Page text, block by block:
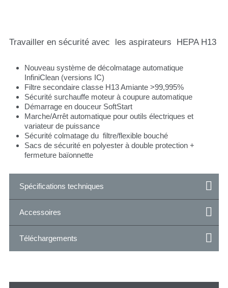
Travailler en sécurité avec les aspirateurs HEPA H13
Nouveau système de décolmatage automatique
InfiniClean (versions IC)
Filtre secondaire classe H13 Amiante >99,995%
Sécurité surchauffe moteur à coupure automatique
Démarrage en douceur SoftStart
Marche/Arrêt automatique pour outils électriques et
variateur de puissance
Sécurité colmatage du filtre/flexible bouché
Sacs de sécurité en polyester à double protection +
fermeture baïonnette
Spécifications techniques
Accessoires
Téléchargements